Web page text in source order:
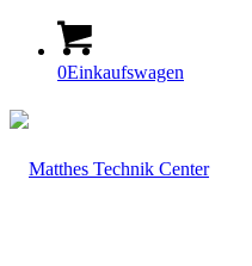
0Einkaufswagen